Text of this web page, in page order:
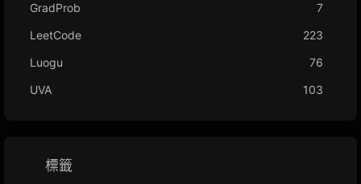
GradProb
7
LeetCode
223
Luogu
76
UVA
103
標籤